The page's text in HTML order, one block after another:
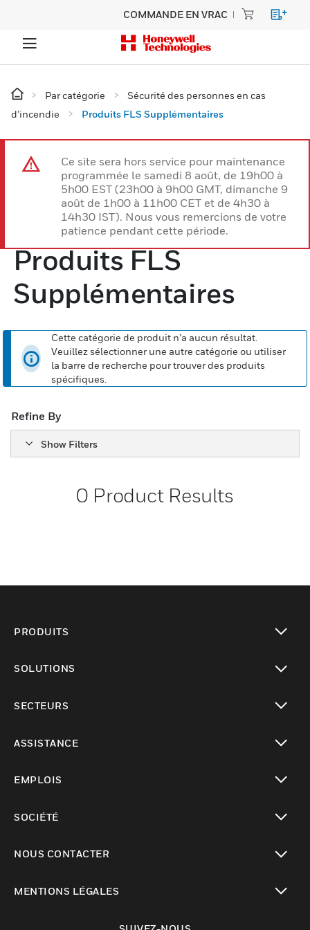
COMMANDE EN VRAC
Par catégorie
Sécurité des personnes en cas
d’incendie
Produits FLS Supplémentaires
Ce site sera hors service pour maintenance
programmée le samedi 8 août, de 19h00 à
5h00 EST (23h00 à 9h00 GMT, dimanche 9
août de 1h00 à 11h00 CET et de 4h30 à
14h30 IST). Nous vous remercions de votre
patience pendant cette période.
Produits FLS
Supplémentaires
Cette catégorie de produit n’a aucun résultat.
Veuillez sélectionner une autre catégorie ou utiliser
la barre de recherche pour trouver des produits
spécifiques.
Refine By
Show Filters
0 Product Results
PRODUITS
SOLUTIONS
SECTEURS
ASSISTANCE
EMPLOIS
SOCIÉTÉ
NOUS CONTACTER
MENTIONS LÉGALES